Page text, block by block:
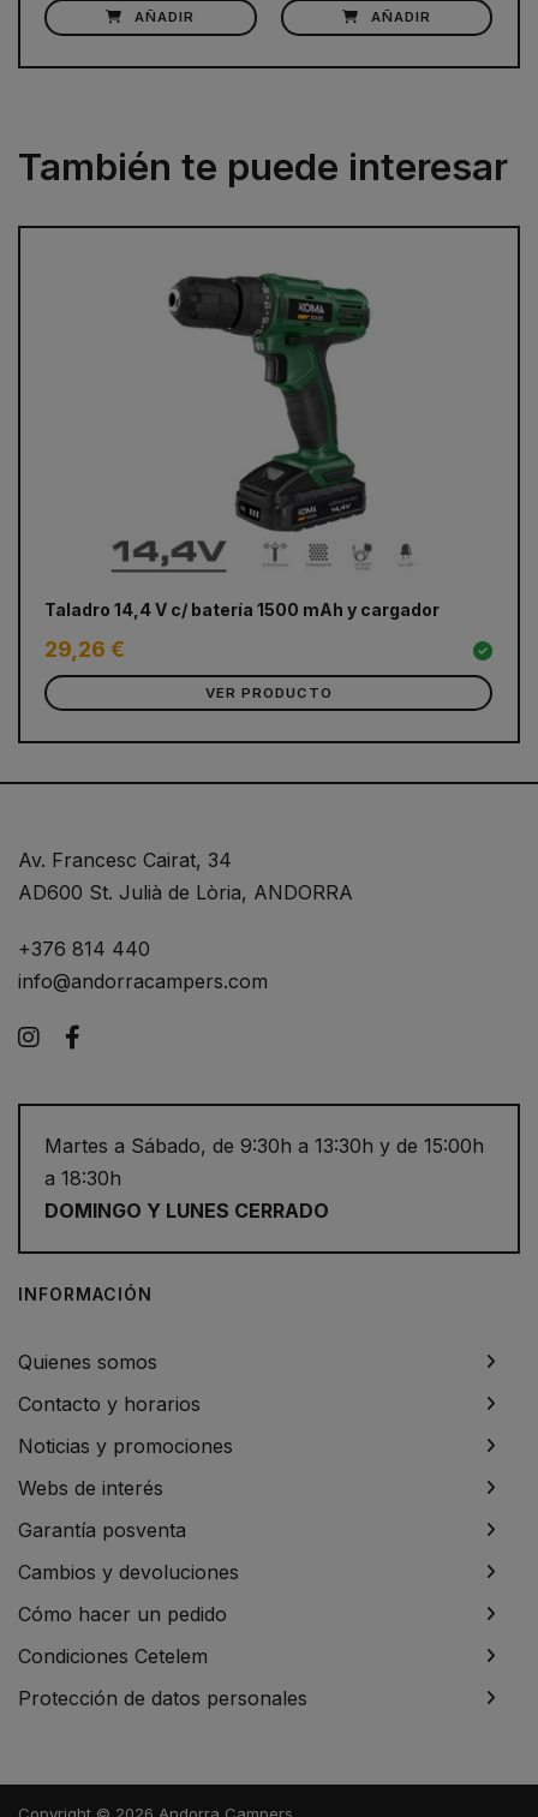
AÑADIR AÑADIR
También te puede interesar
Taladro 14,4 V c/ batería 1500 mAh y cargador
29,26 €
VER PRODUCTO
Av. Francesc Cairat, 34
AD600 St. Julià de Lòria, ANDORRA
+376 814 440
info@andorracampers.com
Instagram
Martes a Sábado, de 9:30h a 13:30h y de 15:00h
a 18:30h
DOMINGO Y LUNES CERRADO
INFORMACIÓN
Quienes somos
Contacto y horarios
Noticias y promociones
Webs de interés
Garantía posventa
Cambios y devoluciones
Cómo hacer un pedido
Condiciones Cetelem
Protección de datos personales
Copyright © 2026 Andorra Campers